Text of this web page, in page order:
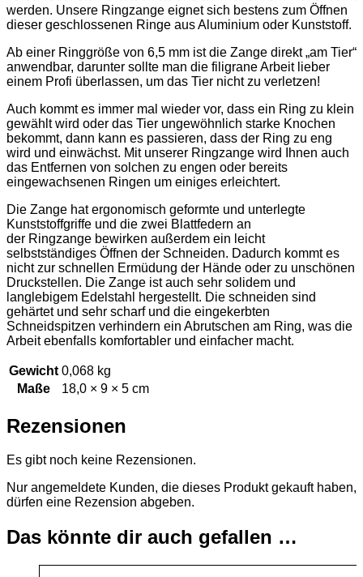
werden. Unsere Ringzange eignet sich bestens zum Öffnen
dieser geschlossenen Ringe aus Aluminium oder Kunststoff.
Ab einer Ringgröße von 6,5 mm ist die Zange direkt „am Tier“
anwendbar, darunter sollte man die filigrane Arbeit lieber
einem Profi überlassen, um das Tier nicht zu verletzen!
Auch kommt es immer mal wieder vor, dass ein Ring zu klein
gewählt wird oder das Tier ungewöhnlich starke Knochen
bekommt, dann kann es passieren, dass der Ring zu eng
wird und einwächst. Mit unserer Ringzange wird Ihnen auch
das Entfernen von solchen zu engen oder bereits
eingewachsenen Ringen um einiges erleichtert.
Die Zange hat ergonomisch geformte und unterlegte
Kunststoffgriffe und die zwei Blattfedern an
der Ringzange bewirken außerdem ein leicht
selbstständiges Öffnen der Schneiden. Dadurch kommt es
nicht zur schnellen Ermüdung der Hände oder zu unschönen
Druckstellen. Die Zange ist auch sehr solidem und
langlebigem Edelstahl hergestellt. Die schneiden sind
gehärtet und sehr scharf und die eingekerbten
Schneidspitzen verhindern ein Abrutschen am Ring, was die
Arbeit ebenfalls komfortabler und einfacher macht.
Gewicht 0,068 kg
Maße
18,0 × 9 × 5 cm
Rezensionen
Es gibt noch keine Rezensionen.
Nur angemeldete Kunden, die dieses Produkt gekauft haben,
dürfen eine Rezension abgeben.
Das könnte dir auch gefallen …